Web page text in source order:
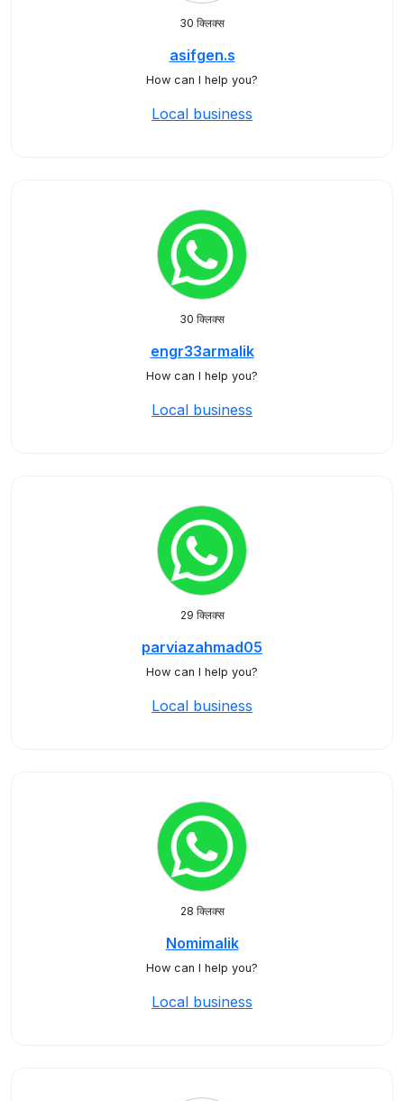
30 क्लिक्स
asifgen.s
How can I help you?
Local business
30 क्लिक्स
engr33armalik
How can I help you?
Local business
29 क्लिक्स
parviazahmad05
How can I help you?
Local business
28 क्लिक्स
Nomimalik
How can I help you?
Local business